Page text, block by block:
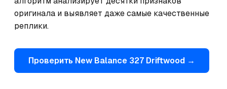
оригинала и выявляет даже самые качественные
реплики.
Проверить New Balance 327 Driftwood →